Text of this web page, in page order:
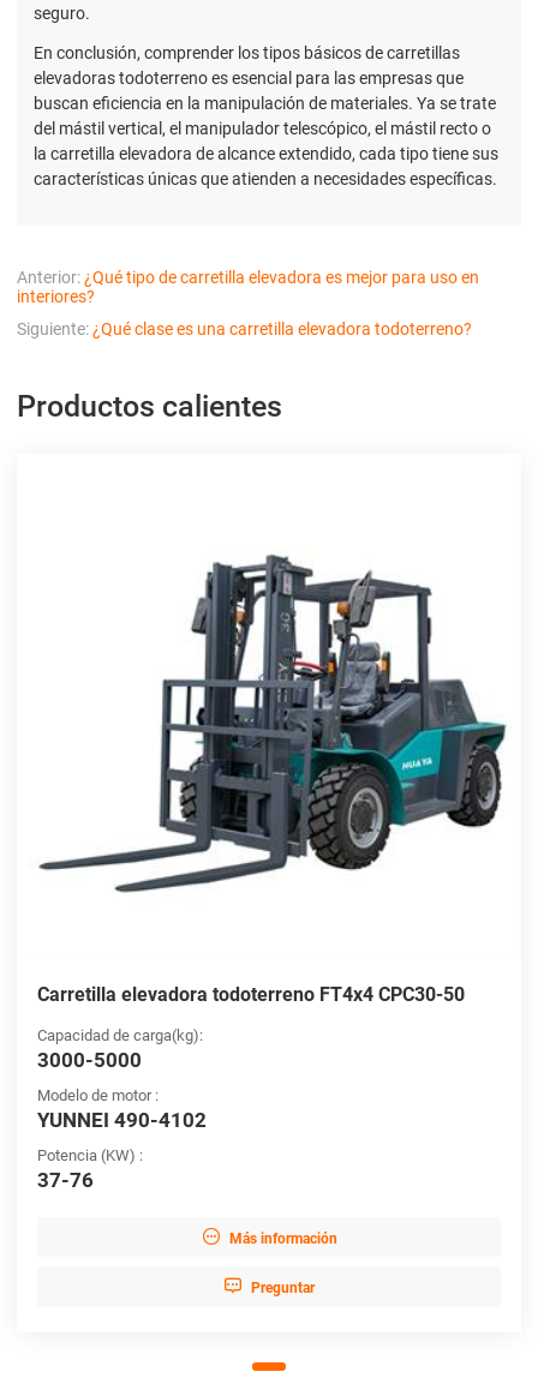
seguro.
En conclusión, comprender los tipos básicos de carretillas
elevadoras todoterreno es esencial para las empresas que
buscan eficiencia en la manipulación de materiales. Ya se trate
del mástil vertical, el manipulador telescópico, el mástil recto o
la carretilla elevadora de alcance extendido, cada tipo tiene sus
características únicas que atienden a necesidades específicas.
Anterior: ¿Qué tipo de carretilla elevadora es mejor para uso en
interiores?
Siguiente: ¿Qué clase es una carretilla elevadora todoterreno?
Productos calientes
Carretilla elevadora todoterreno FT4x4 CPC30-50
Capacidad de carga(kg):
3000-5000
Modelo de motor :
YUNNEI 490-4102
Potencia (KW) :
37-76
 Más información
 Preguntar